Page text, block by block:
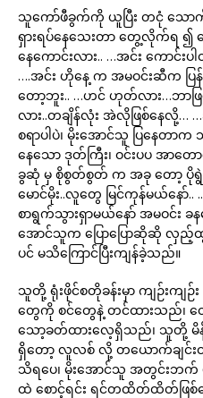
သူကော်ဖီခွက်ကို ယူပြီး တငုံ သော
ရှားရပ်နေသေးတာ တွေ့လိုက်ရ ၍
နေကောင်းလား.. …အင်း ကောင်း
….အင်း ဟိုနေ့ က အမဝင်းဆီက ပြ
တော့ဘူး.. …ဟင် ဟုတ်လား…ဘာဖ
လား..တချိန်လုံး အဲလိုဖြစ်နေလို့…
စရာပါပဲ၊ မိုးအောင်သူ ပြနေတ
နေသော ဒုတ်ကြီး၊ ဝင်းပပ အာတ
ခွဆုံ မှ စိုစွတ်စွတ် က အခု တော့ ပို
မောင်မိုး..လူတွေ မြင်ကုန်မယ်နော်..
စာရွက်သွားရှာမယ်နော် အမဝင်း ခန
အောင်သူက ပြောပြောဆိုဆို လှည့်ထွ
ပင် မသိကြောင်ပြီးကျန်ခဲ့သည်။
သူတို့ ရုံးဖိုင်စတိုခန်းမှာ ကျဉ်းက
တွေကို စင်တွေနဲ့ တင်ထားသည်၊ တ
သော့ခတ်ထားလေ့ရှိသည်၊ သူတို့ မိ
ရှိတော့ လူလစ် လို့ တယောက်ချင်းဝ
သိရပေ၊ မိုးအောင်သူ အတွင်းဘက်
ထဲ စောင့်ရင်း ရင်တထိတ်ထိတ်ဖြစ်န